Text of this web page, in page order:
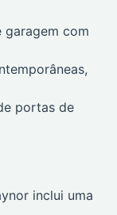
com
portas de
inclui uma